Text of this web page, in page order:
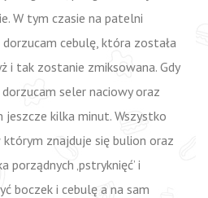
W tym czasie na patelni
cebulę, która została
i tak zostanie zmiksowana. Gdy
seler naciowy oraz
kilka minut. Wszystko
znajduje się bulion oraz
porządnych ‚pstryknięć’ i
boczek i cebulę a na sam